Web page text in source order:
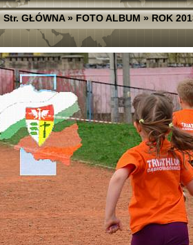
Str. GŁÓWNA»FOTO ALBUM»ROK